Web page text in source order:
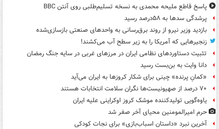
پاسخ قاطع ملیحه محمدی به نسخه تسلیم‌طلبی روی آنتن BBC
پرشدگی سدها به ۵۸درصد رسید
بازدید وزیر نیرو از روند برق‌رسانی به واحدهای صنعتی بازسازی‌شده
زنجیرهایی که آمریکا را به زیر سطح آب می‌کشند!
تثبیت دستاوردهای نظامی ایران در مرزهای غربی در سایه جنگ رمضان
دانا وایت به بن‌بست رسید
«کمانِ پرنده» چینی برای شکار کروزها به ایران می‌آید
۷۰ درصد از صهیونیست‌ها نگران سلامت انتخابات هستند
یاوه‌گویی تولیدکننده موشک کروز اوکراینی علیه ایران
حرم امیرالمومنین محیای آخر صفر شد
آخرین نبرد «داستان اسباب‌بازی» برای نجات کودکی